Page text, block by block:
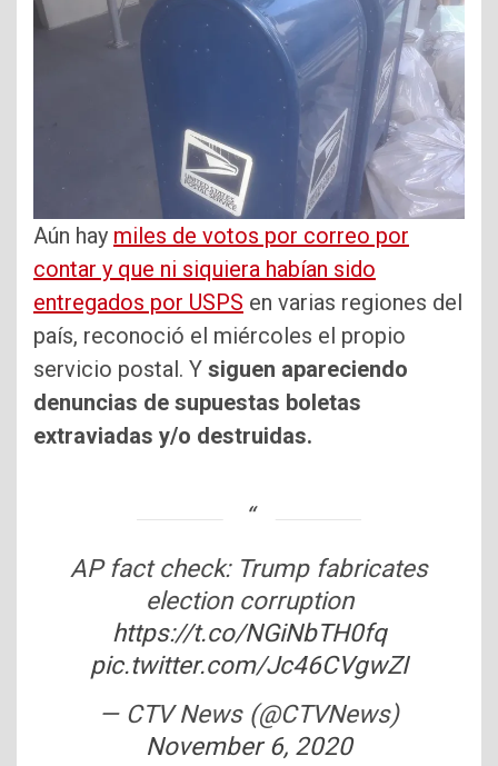
Aún hay miles de votos por correo por
contar y que ni siquiera habían sido
entregados por USPS en varias regiones del
país, reconoció el miércoles el propio
servicio postal. Y siguen apareciendo
denuncias de supuestas boletas
extraviadas y/o destruidas.
AP fact check: Trump fabricates
election corruption
https://t.co/NGiNbTH0fq
pic.twitter.com/Jc46CVgwZI
— CTV News (@CTVNews)
November 6, 2020